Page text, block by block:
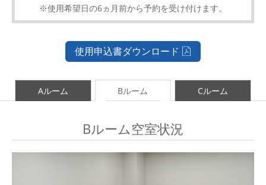
※使用希望日の6ヵ月前から予約を受け付けます。
使用申込書ダウンロード
Aルーム Bルーム Cルーム
Bルーム空室状況